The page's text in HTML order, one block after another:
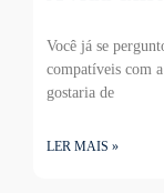
Você já se
compatíveis com
gostaria de
LER MAIS »